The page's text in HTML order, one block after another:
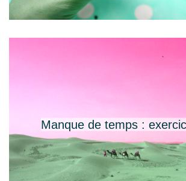
Manque de temps :